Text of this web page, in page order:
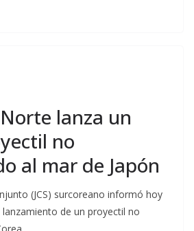
lanza un
no
al mar de Japón
(JCS) surcoreano informó hoy
de un proyectil no